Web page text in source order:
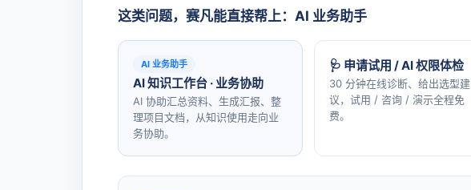
这类问题，赛凡能直接帮上：AI 业务助手
AI 业务助手
AI 知识工作台 · 业务协助
AI 协助汇总资料、生成汇报、整
理项目文档，从知识使用走向业
务协助。
🩺 申请试用 / AI 权限体检
30 分钟在线诊断、给出选型建
议，试用 / 咨询 / 演示全程免
费。